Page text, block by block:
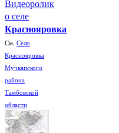
Видеоролик
о селе
Краснояровка
См. Село
Краснояровка
Мучкапского
района
Тамбовской
области